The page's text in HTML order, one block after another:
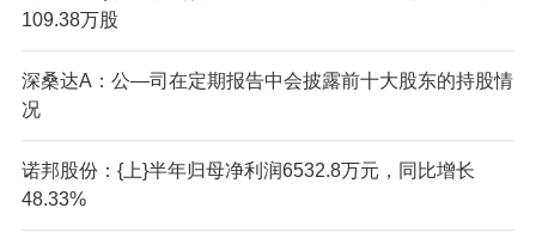
109.38万股
深桑达A：公—司在定期报告中会披露前十大股东的持股情
况
诺邦股份：{上}半年归母净利润6532.8万元，同比增长
48.33%